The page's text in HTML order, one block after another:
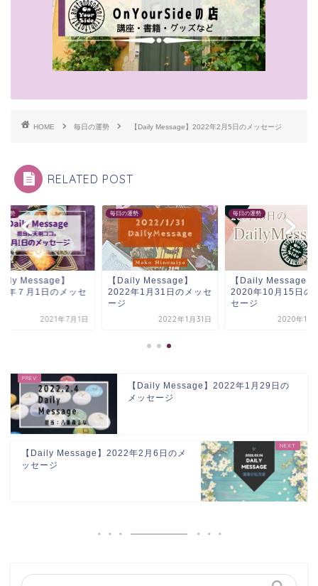
HOME 毎日の運勢 【Daily Message】2022年2月5日のメッセージ
RELATED POST
運勢
Message】
年７月1日のメッセ
2021年7月1日
毎日の運勢
【Daily Message】
2022年1月31日のメッセ
ージ
2022年1月31日
毎日の運勢
【Daily Message】
2020年10月15日の
セージ
2020年10
【Daily Message】2022年1月29日の
メッセージ
【Daily Message】2022年2月6日のメ
ッセージ